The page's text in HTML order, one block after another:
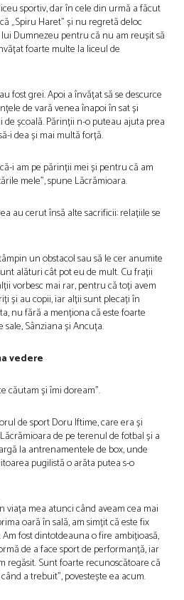
sportiv, dar în cele din urmă a făcut
„Spiru Haret” și nu regretă deloc
Dumnezeu pentru că nu am reușit să
foarte multe la liceul de
fost grei. Apoi a învățat să se descurce
de vară venea înapoi în sat și
școală. Părinții n-o puteau ajuta prea
i dea și mai multă forță.
i am pe părinții mei și pentru că am
mele”, spune Lăcrămioara.
au cerut însă alte sacrificii: relațiile se
un obstacol sau să le cer anumite
alături cât pot eu de mult. Cu frații
vorbesc mai rar, pentru că toți avem
și au copii, iar alții sunt plecați în
nu fără a menționa că este foarte
Sânziana și Ancuța.
vedere
căutam și îmi doream”.
de sport Doru Iftime, care era și
de pe terenul de fotbal și a
la antrenamentele de box, unde
pugilistă o arăta putea s-o
viața mea atunci când aveam cea mai
oară în sală, am simțit că este fix
fost dintotdeauna o fire ambițioasă,
de a face sport de performanță, iar
regăsit. Sunt foarte recunoscătoare că
a trebuit”, povestește ea acum.